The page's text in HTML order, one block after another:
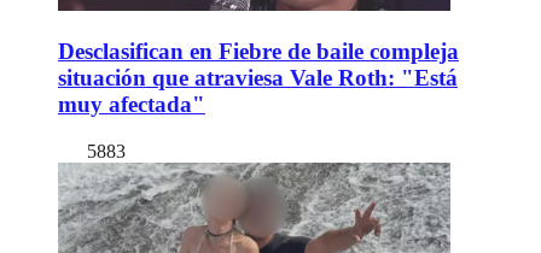
Desclasifican en Fiebre de baile compleja
situación que atraviesa Vale Roth: "Está
muy afectada"
5883